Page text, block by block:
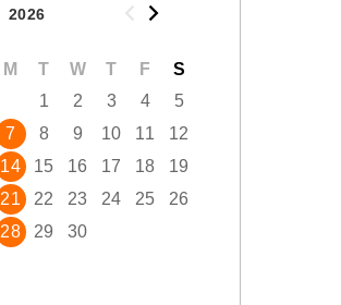
2026
M T W T F
S
1
2 3 4
5
7 8 9 10 11
12
14 15 16 17 18
19
21 22 23 24 25
26
28 29 30